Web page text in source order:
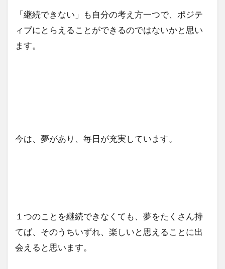
「継続できない」も自分の考え方一つで、ポジテ
ィブにとらえることができるのではないかと思い
ます。
今は、夢があり、毎日が充実しています。
１つのことを継続できなくても、夢をたくさん持
てば、そのうちいずれ、楽しいと思えることに出
会えると思います。